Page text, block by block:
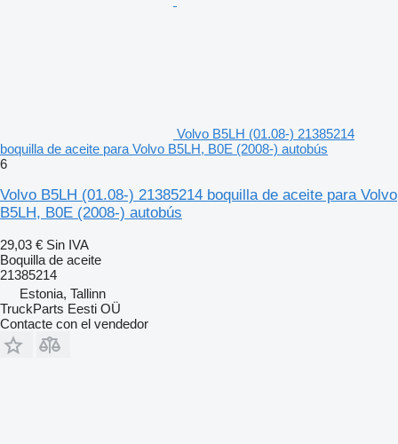
Volvo B5LH (01.08-) 21385214
boquilla de aceite para Volvo B5LH, B0E (2008-) autobús
6
Volvo B5LH (01.08-) 21385214 boquilla de aceite para Volvo
B5LH, B0E (2008-) autobús
29,03 € Sin IVA
Boquilla de aceite
21385214
Estonia, Tallinn
TruckParts Eesti OÜ
Contacte con el vendedor